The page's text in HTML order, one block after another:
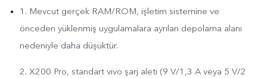
1. Mevcut gerçek RAM/ROM, işletim sistemine ve
önceden yüklenmiş uygulamalara ayrılan depolama alanı
nedeniyle daha düşüktür.
2. X200 Pro, standart vivo şarj aleti (9 V/1,3 A veya 5 V/2